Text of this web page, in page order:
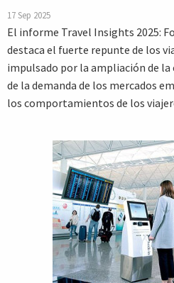
17 Sep 2025
El informe Travel Insights 2025:
destaca el fuerte repunte de los
impulsado por la ampliación de la
de la demanda de los mercados
los comportamientos de los